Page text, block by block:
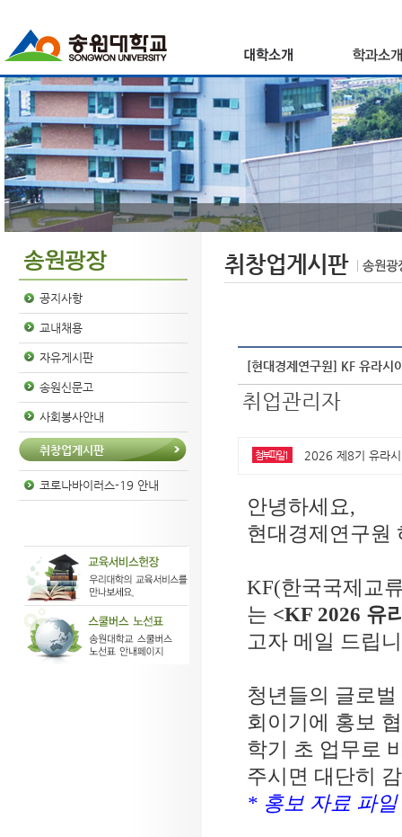
공지사항
교내채용
자유게시판
송원신문고
사회봉사안내
취창업게시판
코로나바이러스-19 안내
취창업게시판
[현대경제연구원] KF 유라시
취업관리자
첨부파일1 2026 제8기 유라
안녕하세요,
현대경제연구원
KF(한국국제교
는 <KF 2026 유
고자 메일 드립
청년들의 글로
회이기에 홍보
학기 초 업무로
주시면 대단히
* 홍보 자료 파